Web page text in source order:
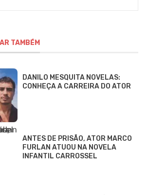
TAMBÉM
DANILO MESQUITA NOVELAS:
CONHEÇA A CARREIRA DO ATOR
ANTES DE PRISÃO, ATOR MARCO
FURLAN ATUOU NA NOVELA
INFANTIL CARROSSEL